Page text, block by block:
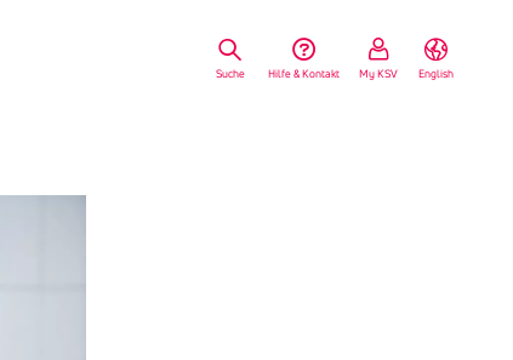
Suche Hilfe & Kontakt My KSV English